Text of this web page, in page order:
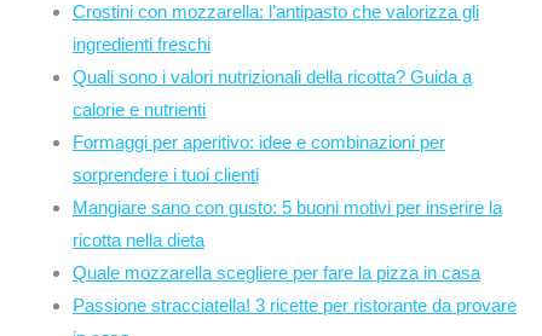
Crostini con mozzarella: l’antipasto che valorizza gli
ingredienti freschi
Quali sono i valori nutrizionali della ricotta? Guida a
calorie e nutrienti
Formaggi per aperitivo: idee e combinazioni per
sorprendere i tuoi clienti
Mangiare sano con gusto: 5 buoni motivi per inserire la
ricotta nella dieta
Quale mozzarella scegliere per fare la pizza in casa
Passione stracciatella! 3 ricette per ristorante da provare